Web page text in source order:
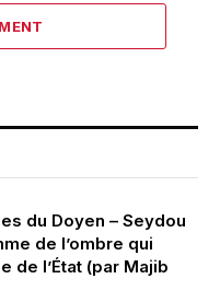
du Doyen – Seydou
de l’ombre qui
de l’État (par Majib